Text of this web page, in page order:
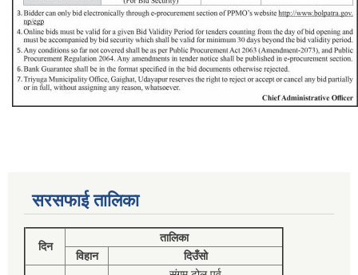
सरसफाई तालिका
दिन
तालिका
विहान
दिउँसो